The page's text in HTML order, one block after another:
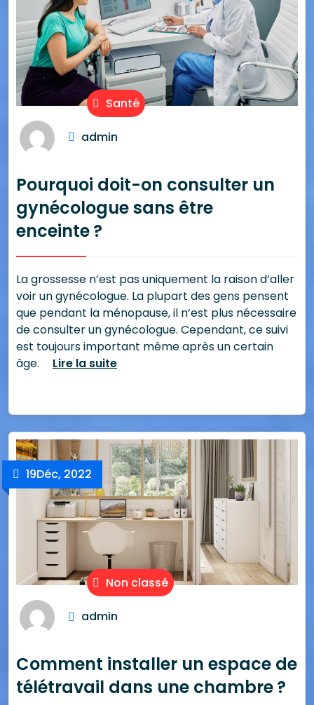
Santé
admin
Pourquoi doit-on consulter un
gynécologue sans être
enceinte ?
La grossesse n’est pas uniquement la raison d’aller
voir un gynécologue. La plupart des gens pensent
que pendant la ménopause, il n’est plus nécessaire
de consulter un gynécologue. Cependant, ce suivi
est toujours important même après un certain
âge.
Lire la suite
Non classé
19Déc, 2022
admin
Comment installer un espace de
télétravail dans une chambre ?